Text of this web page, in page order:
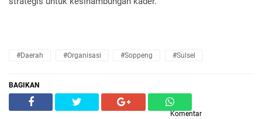
#Daerah #Organisasi #Soppeng #Sulsel
BAGIKAN
Komentar